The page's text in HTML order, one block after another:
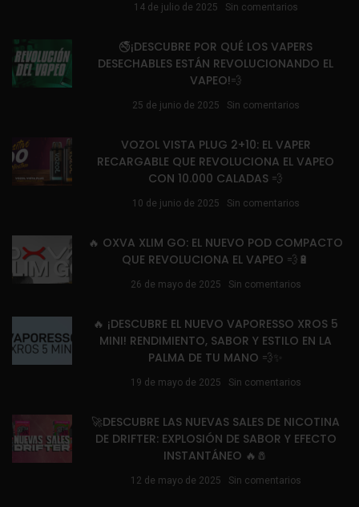
14 de julio de 2025 Sin comentarios
🚭¡DESCUBRE POR QUÉ LOS VAPERS
DESECHABLES ESTÁN REVOLUCIONANDO EL
VAPEO!💨
25 de junio de 2025 Sin comentarios
VOZOL VISTA PLUG 2+10: EL VAPER
RECARGABLE QUE REVOLUCIONA EL VAPEO
CON 10.000 CALADAS 💨
10 de junio de 2025 Sin comentarios
🔥 OXVA XLIM GO: EL NUEVO POD COMPACTO
QUE REVOLUCIONA EL VAPEO 💨🔋
26 de mayo de 2025 Sin comentarios
🔥 ¡DESCUBRE EL NUEVO VAPORESSO XROS 5
MINI! RENDIMIENTO, SABOR Y ESTILO EN LA
PALMA DE TU MANO 💨✨
19 de mayo de 2025 Sin comentarios
🚀DESCUBRE LAS NUEVAS SALES DE NICOTINA
DE DRIFTER: EXPLOSIÓN DE SABOR Y EFECTO
INSTANTÁNEO 🔥🧂
12 de mayo de 2025 Sin comentarios